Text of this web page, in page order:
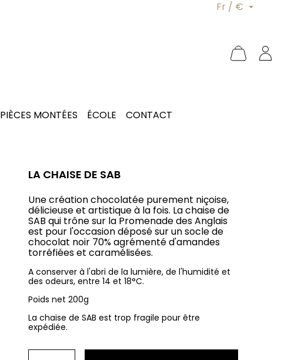
Fr / €
PIÈCES MONTÉES ÉCOLE CONTACT
LA CHAISE DE SAB
Une création chocolatée purement niçoise,
délicieuse et artistique à la fois. La chaise de
SAB qui trône sur la Promenade des Anglais
est pour l'occasion déposé sur un socle de
chocolat noir 70% agrémenté d'amandes
torréfiées et caramélisées.
A conserver à l'abri de la lumière, de l'humidité et
des odeurs, entre 14 et 18°C.
Poids net 200g
La chaise de SAB est trop fragile pour être
expédiée.